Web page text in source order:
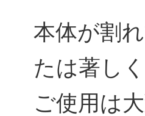
本体が割
たは著し
ご使用は